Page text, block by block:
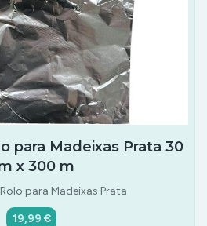
para Madeixas Prata 30
x 300 m
para Madeixas Prata
19,99 €